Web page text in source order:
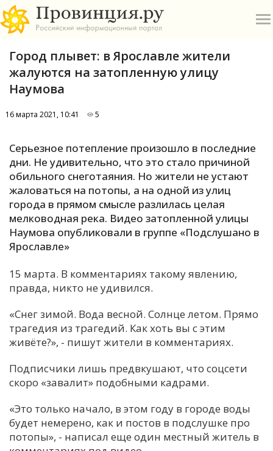
А
Б
В
И
П
У
Город плывет: в Ярославле жители
жалуются на затопленную улицу
Наумова
16 марта 2021, 10:41 5
Серьезное потепление произошло в последние
дни. Не удивительно, что это стало причиной
обильного снеготаяния. Но жители не устают
жаловаться на потопы, а на одной из улиц
города в прямом смысле разлилась целая
мелководная река. Видео затопленной улицы
Наумова опубликовали в группе «Подслушано в
Ярославле»
15 марта. В комментариях такому явлению,
правда, никто не удивился.
«Снег зимой. Вода весной. Солнце летом. Прямо
трагедия из трагедий. Как хоть вы с этим
живёте?», - пишут жители в комментариях.
Подписчики лишь предвкушают, что соцсети
скоро «завалит» подобными кадрами.
«Это только начало, в этом году в городе воды
будет немерено, как и постов в подслушке про
потопы», - написал еще один местный житель в